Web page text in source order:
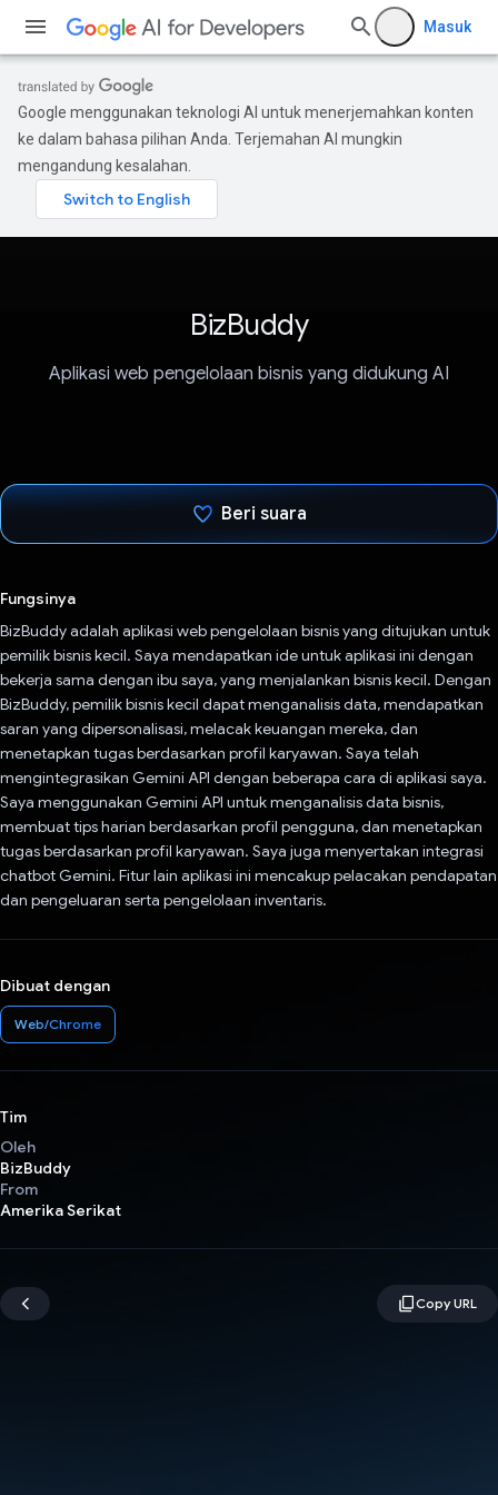
Masuk
Google menggunakan teknologi AI untuk menerjemahkan konten
ke dalam bahasa pilihan Anda. Terjemahan AI mungkin
mengandung kesalahan.
BizBuddy
Aplikasi web pengelolaan bisnis yang didukung AI
Beri suara
Fungsinya
BizBuddy adalah aplikasi web pengelolaan bisnis yang ditujukan untuk
pemilik bisnis kecil. Saya mendapatkan ide untuk aplikasi ini dengan
bekerja sama dengan ibu saya, yang menjalankan bisnis kecil. Dengan
BizBuddy, pemilik bisnis kecil dapat menganalisis data, mendapatkan
saran yang dipersonalisasi, melacak keuangan mereka, dan
menetapkan tugas berdasarkan profil karyawan. Saya telah
mengintegrasikan Gemini API dengan beberapa cara di aplikasi saya.
Saya menggunakan Gemini API untuk menganalisis data bisnis,
membuat tips harian berdasarkan profil pengguna, dan menetapkan
tugas berdasarkan profil karyawan. Saya juga menyertakan integrasi
chatbot Gemini. Fitur lain aplikasi ini mencakup pelacakan pendapatan
dan pengeluaran serta pengelolaan inventaris.
Dibuat dengan
Web/Chrome
Tim
Oleh
BizBuddy
From
Amerika Serikat